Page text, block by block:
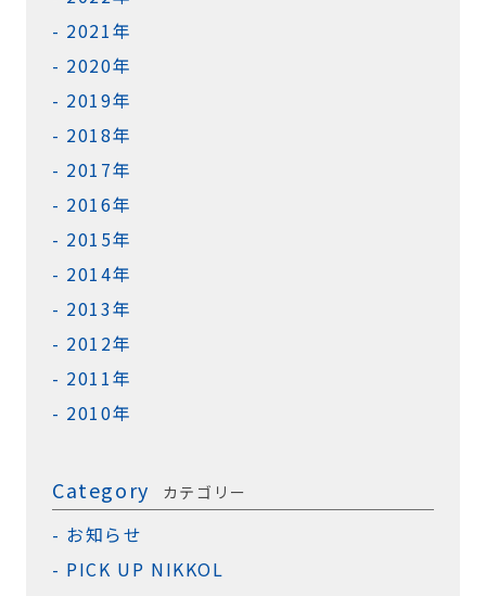
2021年
2020年
2019年
2018年
2017年
2016年
2015年
2014年
2013年
2012年
2011年
2010年
Category カテゴリー
お知らせ
PICK UP NIKKOL